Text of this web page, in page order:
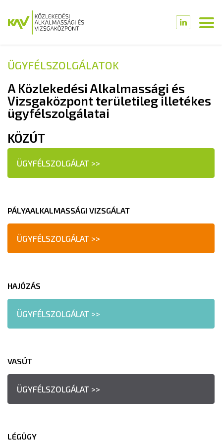
ÜGYFÉLSZOLGÁLATOK
A Közlekedési Alkalmassági és
Vizsgaközpont területileg illetékes
ügyfélszolgálatai
KÖZÚT
ÜGYFÉLSZOLGÁLAT >>
PÁLYAALKALMASSÁGI VIZSGÁLAT
ÜGYFÉLSZOLGÁLAT >>
HAJÓZÁS
ÜGYFÉLSZOLGÁLAT >>
VASÚT
ÜGYFÉLSZOLGÁLAT >>
LÉGÜGY